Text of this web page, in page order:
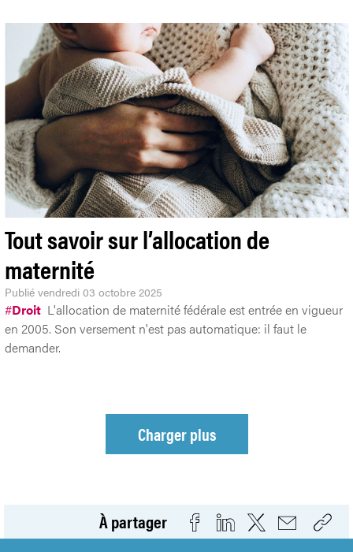
Tout savoir sur l’allocation de
maternité
Publié vendredi 03 octobre 2025
#Droit L'allocation de maternité fédérale est entrée en vigueur
en 2005. Son versement n'est pas automatique: il faut le
demander.
Charger plus
À partager